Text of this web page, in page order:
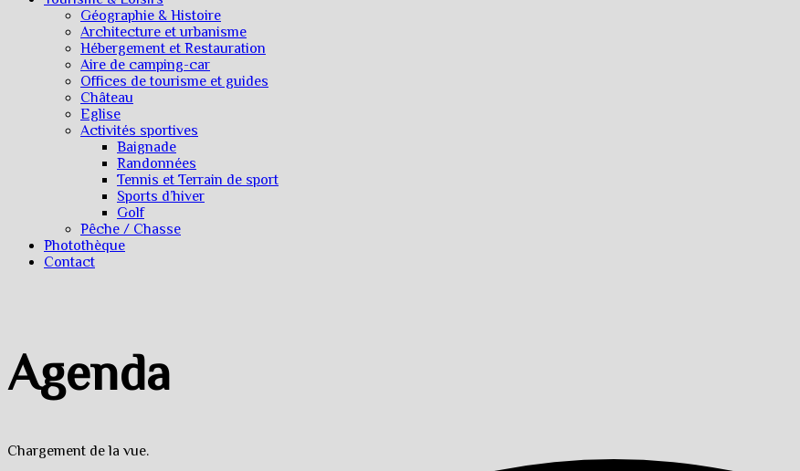
Géographie & Histoire
Architecture et urbanisme
Hébergement et Restauration
Aire de camping-car
Offices de tourisme et guides
Château
Eglise
Activités sportives
Baignade
Randonnées
Tennis et Terrain de sport
Sports d’hiver
Golf
Pêche / Chasse
Photothèque
Contact
Agenda
Chargement de la vue.